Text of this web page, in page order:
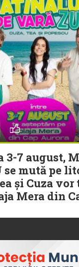
3-7 august,
se mută pe
și Cuza
Mera din